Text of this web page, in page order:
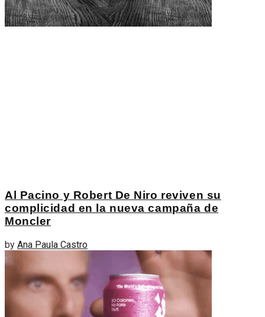
Al Pacino y Robert De Niro reviven su
complicidad en la nueva campaña de
Moncler
by Ana Paula Castro